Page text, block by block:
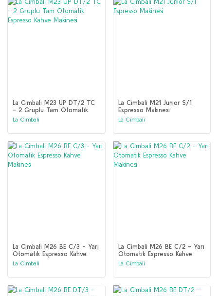
La Cimbali M23 UP DT/2 TC
- 2 Gruplu Tam Otomatik
Espresso Kahve Makinesi
La Cimbali
La Cimbali M21 Junior S/1
Espresso Makinesi
La Cimbali
La Cimbali M26 BE C/3 - Yarı
Otomatik Espresso Kahve
Makinesi
La Cimbali
La Cimbali M26 BE C/2 - Yarı
Otomatik Espresso Kahve
Makinesi
La Cimbali